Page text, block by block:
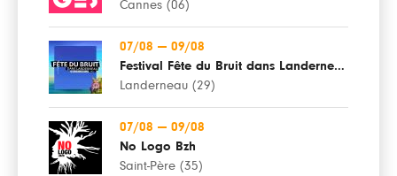
Cannes (06)
07/08 — 09/08
Festival Fête du Bruit dans Landerneau
Landerneau (29)
07/08 — 09/08
No Logo Bzh
Saint-Père (35)